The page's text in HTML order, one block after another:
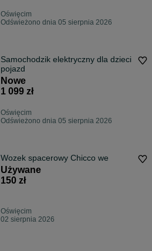
Oświęcim
Odświeżono dnia 05 sierpnia 2026
Samochodzik elektryczny dla dzieci
pojazd
Nowe
1 099 zł
Oświęcim
Odświeżono dnia 05 sierpnia 2026
Wozek spacerowy Chicco we
Używane
150 zł
Oświęcim
02 sierpnia 2026